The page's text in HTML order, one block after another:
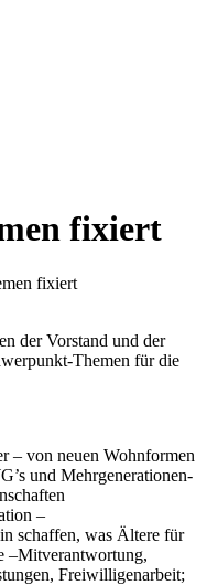
fixiert
fixiert
der Vorstand und der
Themen für die
– von neuen Wohnformen
und Mehrgenerationen-
–
schaffen, was Ältere für
–Mitverantwortung,
Freiwilligenarbeit;